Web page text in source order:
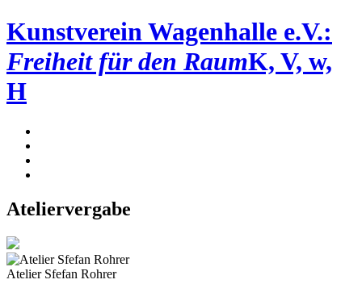
Kunstverein Wagenhalle e.V.:
Freiheit für den RaumK, V, w,
H
Ateliervergabe
Atelier Sfefan Rohrer